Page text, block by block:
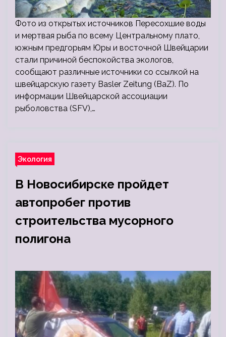
Фото из открытых источников Пересохшие воды
и мертвая рыба по всему Центральному плато,
южным предгорьям Юры и восточной Швейцарии
стали причиной беспокойства экологов,
сообщают различные источники со ссылкой на
швейцарскую газету Basler Zeitung (BaZ). По
информации Швейцарской ассоциации
рыболовства (SFV),…
Экология
В Новосибирске пройдет
автопробег против
строительства мусорного
полигона